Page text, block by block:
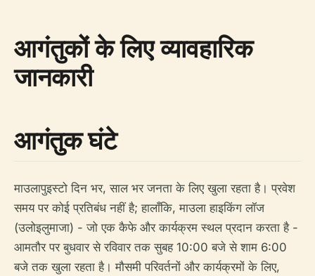
आगंतुकों के लिए व्यावहारिक
जानकारी
आगंतुक घंटे
माउलापुइस्टो दिन भर, साल भर जनता के लिए खुला रहता है। प्रवेश
समय पर कोई प्रतिबंध नहीं है; हालाँकि, माउला हाइकिंग लॉज
(उलोइलुमाजा) - जो एक कैफे और कार्यक्रम स्थल प्रदान करता है -
आमतौर पर बुधवार से रविवार तक सुबह 10:00 बजे से शाम 6:00
बजे तक खुला रहता है। मौसमी परिवर्तनों और कार्यक्रमों के लिए,